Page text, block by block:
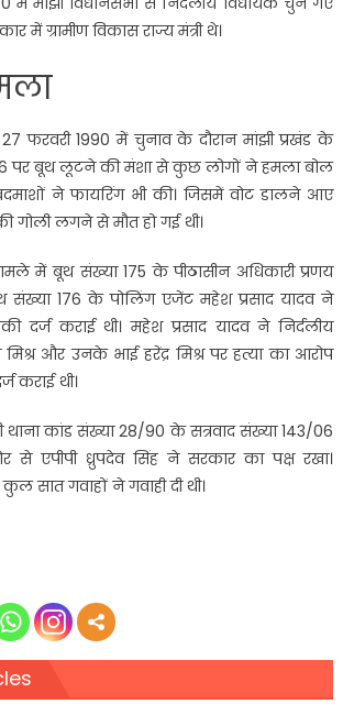
में ग्रामीण विकास राज्य मंत्री थे।
फरवरी 1990 में चुनाव के दौरान मांझी प्रखंड के
पर बूथ लूटने की मंशा से कुछ लोगों ने हमला बोल
बदमाशों ने फायरिंग भी की। जिसमें वोट डालने आए
गोली लगने से मौत हो गई थी।
में बूथ संख्या 175 के पीठासीन अधिकारी प्रणय
176 के पोलिंग एजेंट महेश प्रसाद यादव ने
दर्ज कराई थी। महेश प्रसाद यादव ने निर्दलीय
मिश्र और उनके भाई हरेंद्र मिश्र पर हत्या का आरोप
कराई थी।
थाना कांड संख्या 28/90 के सत्रवाद संख्या 143/06
एपीपी ध्रुपदेव सिंह ने सरकार का पक्ष रखा।
सात गवाहों ने गवाही दी थी।